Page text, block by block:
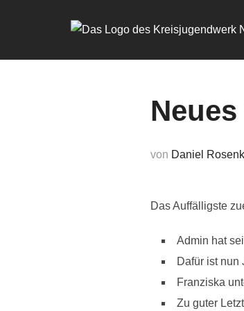
von Daniel
Das Auffälligste
Admin hat
Dafür ist nun
Franziska
Zu guter